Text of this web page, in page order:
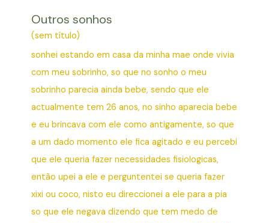
Outros sonhos
(sem título)
sonhei estando em casa da minha mae onde vivia
com meu sobrinho, so que no sonho o meu
sobrinho parecia ainda bebe, sendo que ele
actualmente tem 26 anos, no sinho aparecia bebe
e eu brincava com ele como antigamente, so que
a um dado momento ele fica agitado e eu percebi
que ele queria fazer necessidades fisiologicas,
então upei a ele e perguntentei se queria fazer
xixi ou coco, nisto eu direccionei a ele para a pia
so que ele negava dizendo que tem medo de